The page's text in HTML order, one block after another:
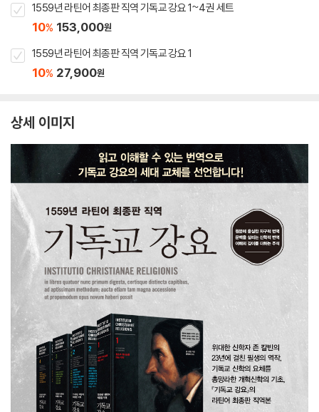
1559년 라틴어 최종판 직역 기독교 강요 1~4권 세트
10% 153,000원
1559년 라틴어 최종판 직역 기독교 강요 1
10% 27,900원
상세 이미지